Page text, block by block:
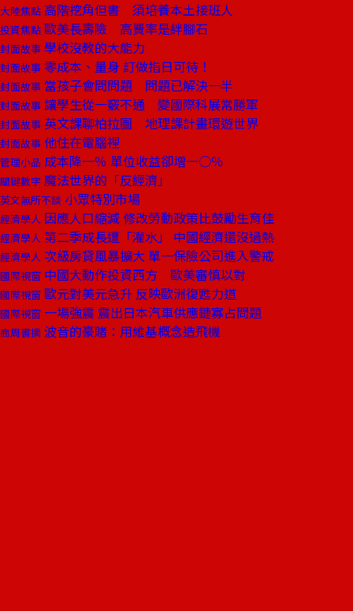
大陸焦點 高階挖角但書 須培養本土接班人
投資焦點 歐美長壽險 高費率是絆腳石
封面故事 學校沒教的大能力
封面故事 零成本、量身 訂做指日可待！
封面故事 當孩子會問問題 問題已解決一半
封面故事 讓學生從一竅不通 變國際科展常勝軍
封面故事 英文課聊柏拉圖 地理課計畫環遊世界
封面故事 他住在電腦裡
管理小品 成本降一％ 單位收益卻增一○％
關鍵數字 魔法世界的「反經濟」
英文無所不談 小眾特別市場
經濟學人 因應人口縮減 修改勞動政策比鼓勵生育佳
經濟學人 第二季成長遭「灌水」 中國經濟還沒過熱
經濟學人 次級房貸風暴擴大 單一保險公司進入警戒
國際視窗 中國大動作投資西方 歐美審慎以對
國際視窗 歐元對美元急升 反映歐洲復甦力道
國際視窗 一場強震 震出日本汽車供應鏈寡占問題
商周書摘 波音的豪賭：用維基概念造飛機